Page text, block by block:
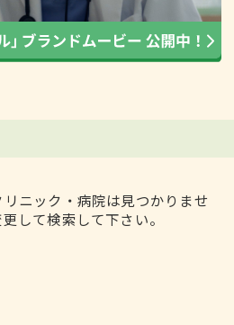
ニック・病院は見つかりませ
して検索して下さい。